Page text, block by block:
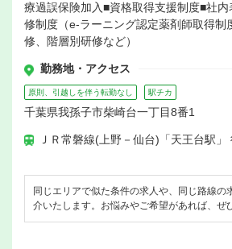
療過誤保険加入■資格取得支援制度■社
修制度（e-ラーニング認定薬剤師取得制
修、階層別研修など）
勤務地・アクセス
原則、引越しを伴う転勤なし 駅チカ
千葉県我孫子市柴崎台一丁目8番1
ＪＲ常磐線(上野－仙台)「天王台駅」
同じエリアで似た条件の求人や、同じ路線の
介いたします。お悩みやご希望があれば、ぜ